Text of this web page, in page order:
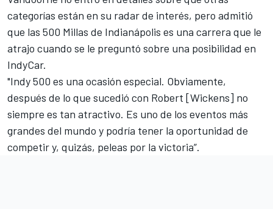
categorías están en su radar de interés, pero admitió
que las 500 Millas de Indianápolis es una carrera que le
atrajo cuando se le preguntó sobre una posibilidad en
IndyCar.
"Indy 500 es una ocasión especial. Obviamente,
después de lo que sucedió con Robert [Wickens] no
siempre es tan atractivo. Es uno de los eventos más
grandes del mundo y podría tener la oportunidad de
competir y, quizás, peleas por la victoria”.